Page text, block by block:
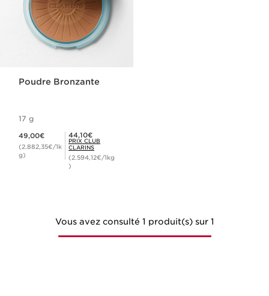
Poudre Bronzante
17 g
49,00€
(2.882,35€/1k
g)
Prix Club Clarins 44,10€
44,10€
PRIX CLUB
CLARINS
(2.594,12€/1kg
)
Vous avez consulté 1 produit(s) sur 1